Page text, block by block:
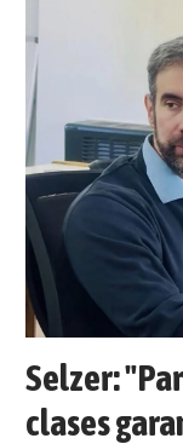
Selzer:
clases